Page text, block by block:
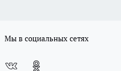
Мы в социальных сетях